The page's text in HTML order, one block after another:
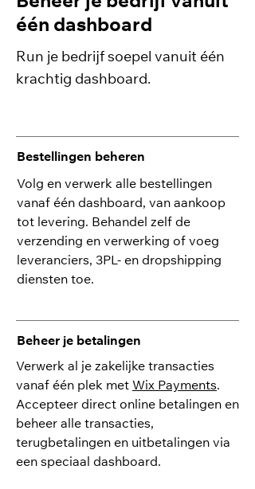
één dashboard
Run je bedrijf soepel vanuit één
krachtig dashboard.
Bestellingen beheren
Volg en verwerk alle bestellingen
vanaf één dashboard, van aankoop
tot levering. Behandel zelf de
verzending en verwerking of voeg
leveranciers, 3PL- en dropshipping
diensten toe.
Beheer je betalingen
Verwerk al je zakelijke transacties
vanaf één plek met Wix Payments.
Accepteer direct online betalingen en
beheer alle transacties,
terugbetalingen en uitbetalingen via
een speciaal dashboard.